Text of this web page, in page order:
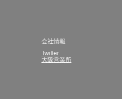
会社情報
Twitter
大阪営業所